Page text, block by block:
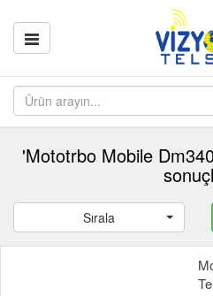
'Mototrbo Mobile
Sırala